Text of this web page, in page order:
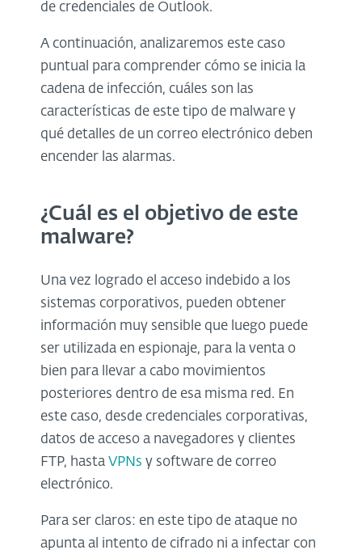
de credenciales de Outlook.
A continuación, analizaremos este caso
puntual para comprender cómo se inicia la
cadena de infección, cuáles son las
características de este tipo de malware y
qué detalles de un correo electrónico deben
encender las alarmas.
¿Cuál es el objetivo de este
malware?
Una vez logrado el acceso indebido a los
sistemas corporativos, pueden obtener
información muy sensible que luego puede
ser utilizada en espionaje, para la venta o
bien para llevar a cabo movimientos
posteriores dentro de esa misma red. En
este caso, desde credenciales corporativas,
datos de acceso a navegadores y clientes
FTP, hasta VPNs y software de correo
electrónico.
Para ser claros: en este tipo de ataque no
apunta al intento de cifrado ni a infectar con